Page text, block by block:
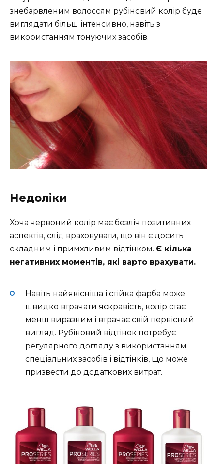
знебарвленим волоссям рубіновий колір буде
виглядати більш інтенсивно, навіть з
використанням тонуючих засобів.
Недоліки
Хоча червоний колір має безліч позитивних
аспектів, слід враховувати, що він є досить
складним і примхливим відтінком. Є кілька
негативних моментів, які варто врахувати.
Навіть найякісніша і стійка фарба може
швидко втрачати яскравість, колір стає
менш виразним і втрачає свій первісний
вигляд. Рубіновий відтінок потребує
регулярного догляду з використанням
спеціальних засобів і відтінків, що може
призвести до додаткових витрат.